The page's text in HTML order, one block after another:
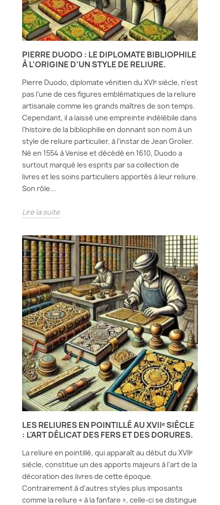
PIERRE DUODO : LE DIPLOMATE BIBLIOPHILE
À L’ORIGINE D’UN STYLE DE RELIURE.
Pierre Duodo, diplomate vénitien du XVIᵉ siècle, n'est
pas l'une de ces figures emblématiques de la reliure
artisanale comme les grands maîtres de son temps.
Cependant, il a laissé une empreinte indélébile dans
l'histoire de la bibliophilie en donnant son nom à un
style de reliure particulier, à l'instar de Jean Grolier.
Né en 1554 à Venise et décédé en 1610, Duodo a
surtout marqué les esprits par sa collection de
livres et les soins particuliers apportés à leur reliure.
Son rôle...
Lire la suite
LES RELIURES EN POINTILLÉ AU XVIIᵉ SIÈCLE
: L'ART DÉLICAT DES FERS ET DES DORURES.
La reliure en pointillé, qui apparaît au début du XVIIᵉ
siècle, constitue un des apports majeurs à l'art de la
décoration des livres de cette époque.
Contrairement à d'autres styles plus imposants
comme la reliure « à la fanfare », celle-ci se distingue